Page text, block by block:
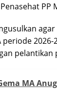
PP
periode
pelantikan
MA